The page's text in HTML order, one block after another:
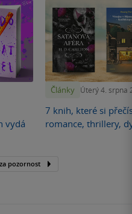
vydá
Články Úterý 4. srpna
7 knih, které si
romance, thrillery,
pozornost